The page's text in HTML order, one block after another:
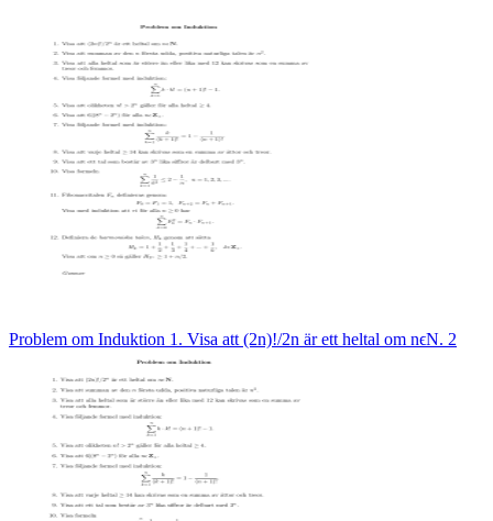
Problem om Induktion 1. Visa att (2n)!/2n är ett heltal om nϵN. 2